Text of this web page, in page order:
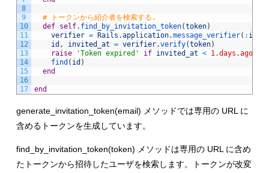
8
9
10
11
12
13
14
15
16
17
# トークンから紹介者を検索する.
def self. find_by_invitation_token(token)
verifier = Rails .application.message_verifier( :
id , invited_at = verifier.verify(token)
raise
'Token expired' if invited_at < 1.days.ago
find ( id )
end
end
generate_invitation_token(email) メソッドでは専用の URL に
含めるトークンを生成しています。
find_by_invitation_token(token) メソッドは専用の URL に含め
たトークンから招待したユーザを検索します。トークンが改変